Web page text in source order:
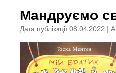
Мандруємо
Дата публікації08.04.2022 |